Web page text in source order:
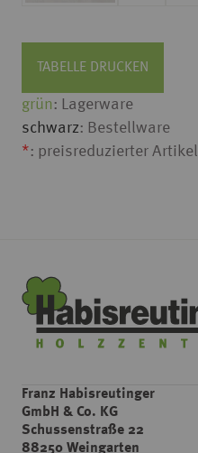
TABELLE DRUCKEN
grün: Lagerware
schwarz: Bestellware
*: preisreduzierter Artikel
Franz Habisreutinger
GmbH & Co. KG
Schussenstraße 22
88250 Weingarten